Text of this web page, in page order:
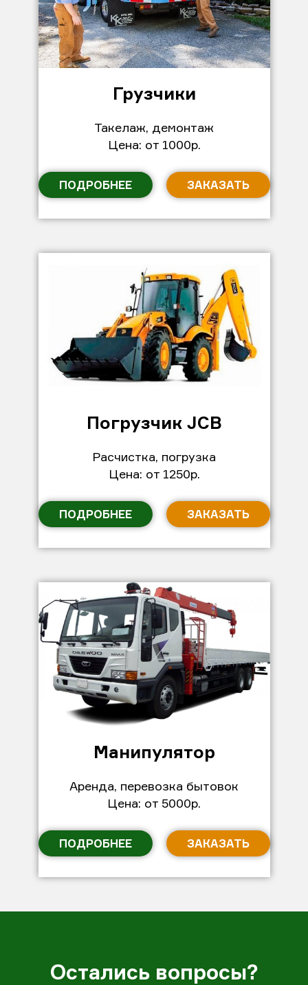
Грузчики
Такелаж, демонтаж
Цена: от 1000р.
ПОДРОБНЕЕ ЗАКАЗАТЬ
Погрузчик JCB
Расчистка, погрузка
Цена: от 1250р.
ПОДРОБНЕЕ ЗАКАЗАТЬ
Манипулятор
Аренда, перевозка бытовок
Цена: от 5000р.
ПОДРОБНЕЕ ЗАКАЗАТЬ
Остались вопросы?